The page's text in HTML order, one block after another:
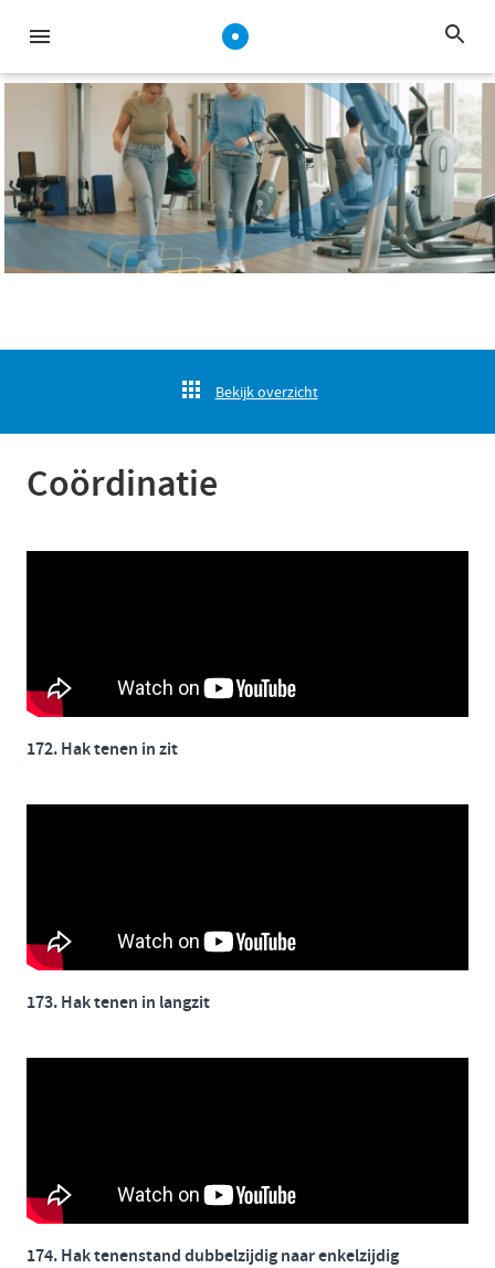
Bekijk overzicht
Coördinatie
172. Hak tenen in zit
173. Hak tenen in langzit
174. Hak tenenstand dubbelzijdig naar enkelzijdig